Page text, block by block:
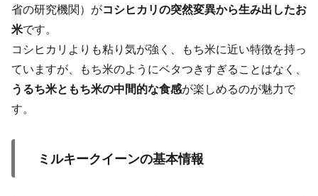
省の研究機関）がコシヒカリの突然変異から生み出したお
米です。
コシヒカリよりも粘り気が強く、もち米に近い特徴を持っ
ていますが、もち米のようにベタつきすぎることはなく、
うるち米ともち米の中間的な食感が楽しめるのが魅力で
す。
ミルキークイーンの基本情報